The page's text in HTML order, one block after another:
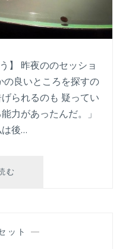
】 昨夜ののセッショ
の良いところを探すの
られるのも 疑ってい
力があったんだ。」
は後…
む
わ
ット —